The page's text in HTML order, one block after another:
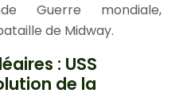
Guerre mondiale,
de Midway.
: USS
de la